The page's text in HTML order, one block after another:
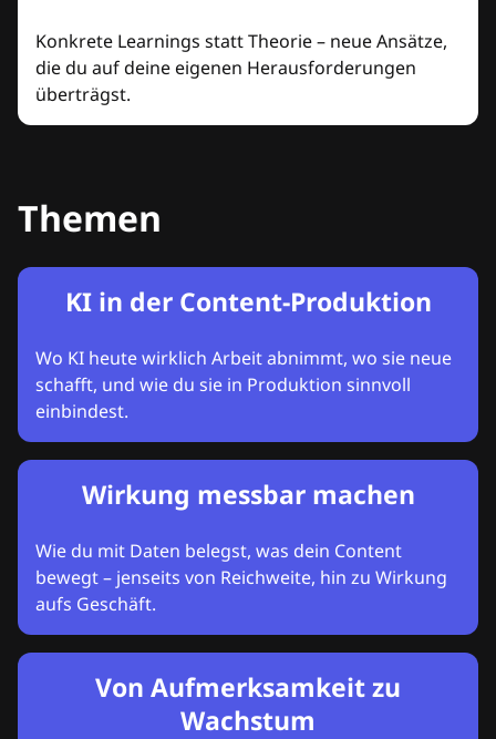
Konkrete Learnings statt Theorie – neue Ansätze,
die du auf deine eigenen Herausforderungen
überträgst.
Themen
KI in der Content-Produktion
Wo KI heute wirklich Arbeit abnimmt, wo sie neue
schafft, und wie du sie in Produktion sinnvoll
einbindest.
Wirkung messbar machen
Wie du mit Daten belegst, was dein Content
bewegt – jenseits von Reichweite, hin zu Wirkung
aufs Geschäft.
Von Aufmerksamkeit zu
Wachstum